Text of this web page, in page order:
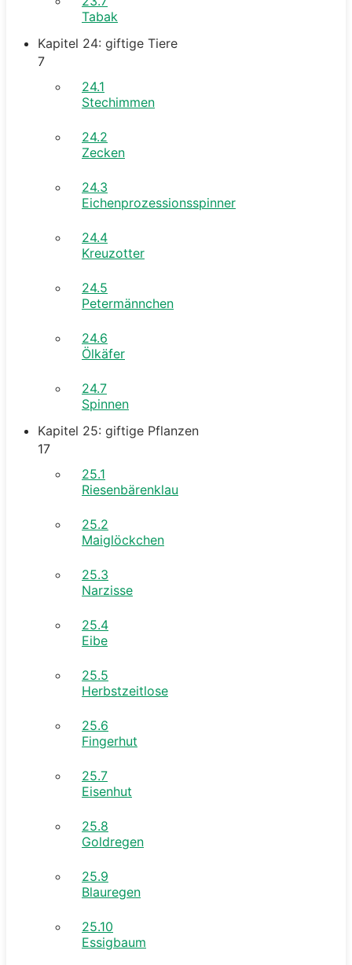
Tabak
Kapitel 24: giftige Tiere
7
24.1
Stechimmen
24.2
Zecken
24.3
Eichenprozessionsspinner
24.4
Kreuzotter
24.5
Petermännchen
24.6
Ölkäfer
24.7
Spinnen
Kapitel 25: giftige Pflanzen
17
25.1
Riesenbärenklau
25.2
Maiglöckchen
25.3
Narzisse
25.4
Eibe
25.5
Herbstzeitlose
25.6
Fingerhut
25.7
Eisenhut
25.8
Goldregen
25.9
Blauregen
25.10
Essigbaum